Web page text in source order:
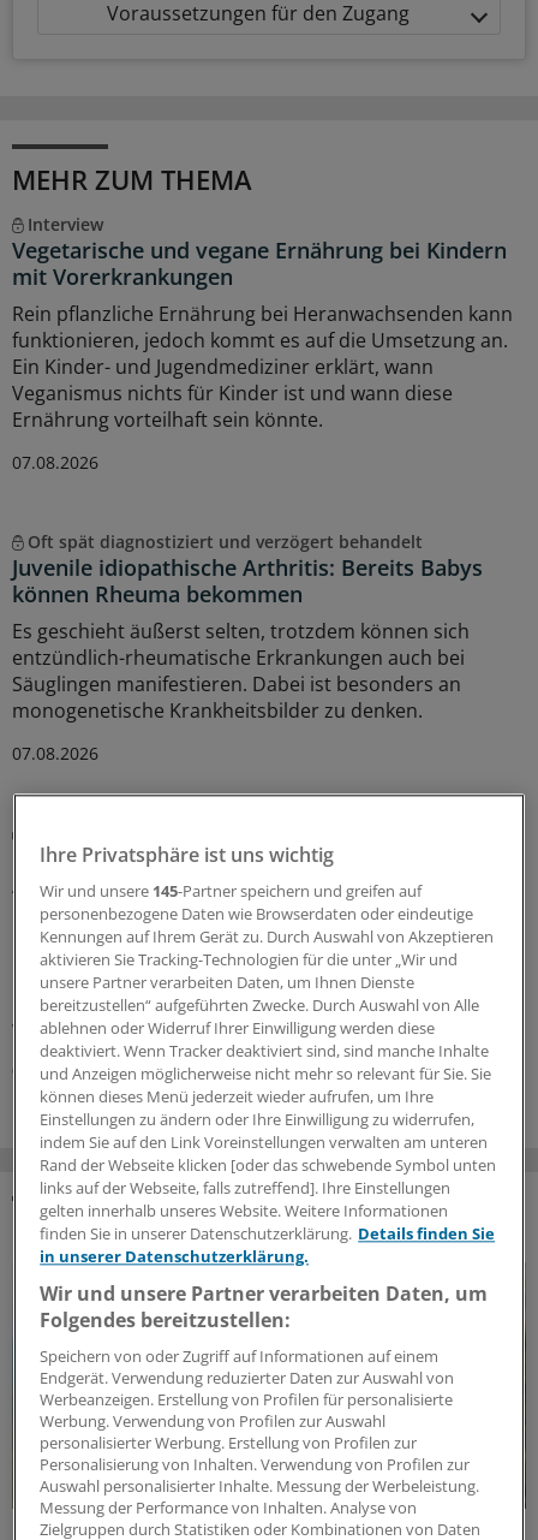
Voraussetzungen für den Zugang
MEHR ZUM THEMA
Interview
Vegetarische und vegane Ernährung bei Kindern
mit Vorerkrankungen
Rein pflanzliche Ernährung bei Heranwachsenden kann
funktionieren, jedoch kommt es auf die Umsetzung an.
Ein Kinder- und Jugendmediziner erklärt, wann
Veganismus nichts für Kinder ist und wann diese
Ernährung vorteilhaft sein könnte.
07.08.2026
Oft spät diagnostiziert und verzögert behandelt
Juvenile idiopathische Arthritis: Bereits Babys
können Rheuma bekommen
Es geschieht äußerst selten, trotzdem können sich
entzündlich-rheumatische Erkrankungen auch bei
Säuglingen manifestieren. Dabei ist besonders an
monogenetische Krankheitsbilder zu denken.
07.08.2026
Reiseimpfungen bei Kindern: Müssen
Abstandsregeln eingehalten werden?
Bei der Hotline Impfen werden Ihre Impf-Fragen aus der
Praxis evidenzbasiert und fachkundig beantwortet.
Diesmal geht es um mögliche Zeitabstände für
Impfungen bei Kindern vor einer Reise nach Asien. Und
welche Rolle spielt die Injektionsstelle?
07.08.2026
DAS KÖNNTE SIE AUCH INTERESSIEREN
Impflücken bei Chronikern
Ihre Privatsphäre ist uns wichtig
Wir und unsere 145-Partner speichern und greifen auf
personenbezogene Daten wie Browserdaten oder eindeutige
Kennungen auf Ihrem Gerät zu. Durch Auswahl von Akzeptieren
aktivieren Sie Tracking-Technologien für die unter „Wir und
unsere Partner verarbeiten Daten, um Ihnen Dienste
bereitzustellen“ aufgeführten Zwecke. Durch Auswahl von Alle
ablehnen oder Widerruf Ihrer Einwilligung werden diese
deaktiviert. Wenn Tracker deaktiviert sind, sind manche Inhalte
und Anzeigen möglicherweise nicht mehr so relevant für Sie. Sie
können dieses Menü jederzeit wieder aufrufen, um Ihre
Einstellungen zu ändern oder Ihre Einwilligung zu widerrufen,
indem Sie auf den Link Voreinstellungen verwalten am unteren
Rand der Webseite klicken [oder das schwebende Symbol unten
links auf der Webseite, falls zutreffend]. Ihre Einstellungen
gelten innerhalb unseres Website. Weitere Informationen
finden Sie in unserer Datenschutzerklärung. Details finden Sie
in unserer Datenschutzerklärung.
Wir und unsere Partner verarbeiten Daten, um
Folgendes bereitzustellen:
Speichern von oder Zugriff auf Informationen auf einem
Endgerät. Verwendung reduzierter Daten zur Auswahl von
Werbeanzeigen. Erstellung von Profilen für personalisierte
Werbung. Verwendung von Profilen zur Auswahl
personalisierter Werbung. Erstellung von Profilen zur
Personalisierung von Inhalten. Verwendung von Profilen zur
Auswahl personalisierter Inhalte. Messung der Werbeleistung.
Messung der Performance von Inhalten. Analyse von
Zielgruppen durch Statistiken oder Kombinationen von Daten